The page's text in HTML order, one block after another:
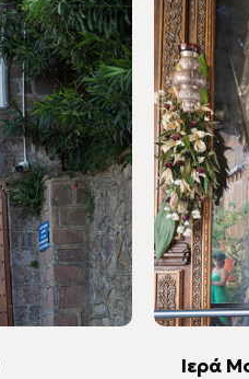
Ιερά